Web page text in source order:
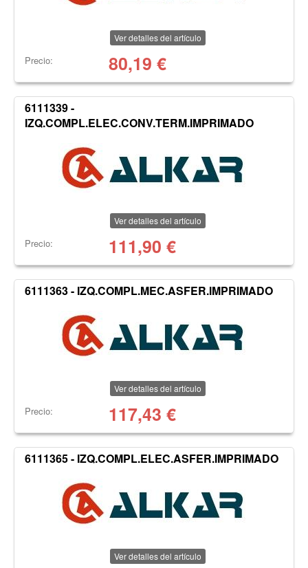
Ver detalles del artículo
Precio: 80,19 €
6111339 -
IZQ.COMPL.ELEC.CONV.TERM.IMPRIMADO
Ver detalles del artículo
Precio: 111,90 €
6111363 - IZQ.COMPL.MEC.ASFER.IMPRIMADO
Ver detalles del artículo
Precio: 117,43 €
6111365 - IZQ.COMPL.ELEC.ASFER.IMPRIMADO
Ver detalles del artículo